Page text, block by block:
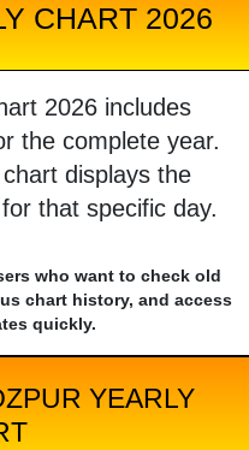
CHART 2026
2026 includes
the complete year.
displays the
that specific day.
who want to check old
chart history, and access
quickly.
YEARLY